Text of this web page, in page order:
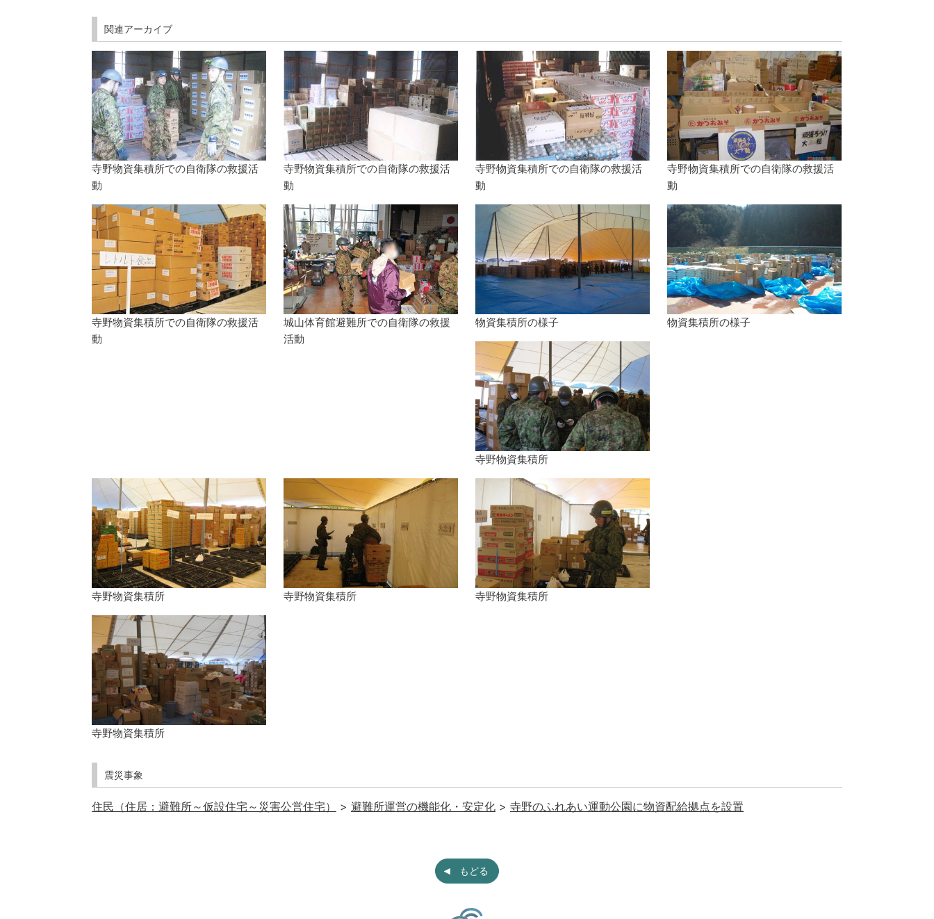
関連アーカイブ
寺野物資集積所での自衛隊の救援活
動
寺野物資集積所での自衛隊の救援活
動
寺野物資集積所での自衛隊の救援活
動
寺野物資集積所での自衛隊の救援活
動
寺野物資集積所での自衛隊の救援活
動
城山体育館避難所での自衛隊の救援
活動
物資集積所の様子 物資集積所の様子
寺野物資集積所
寺野物資集積所 寺野物資集積所 寺野物資集積所
寺野物資集積所
震災事象
住民（住居：避難所～仮設住宅～災害公営住宅） > 避難所運営の機能化・安定化 > 寺野のふれあい運動公園に物資配給拠点を設置
もどる